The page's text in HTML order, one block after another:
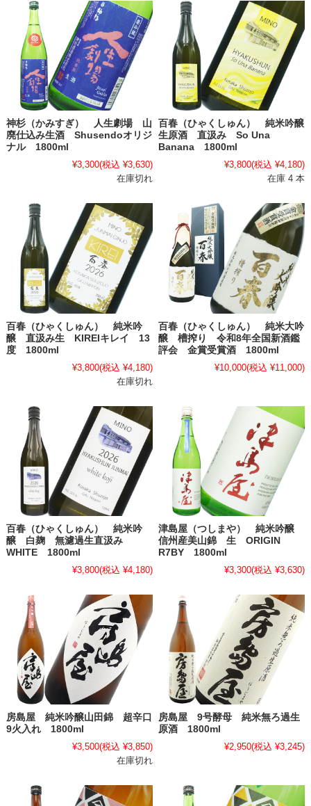
神杉（かみすぎ） 人生劇場 山
廃仕込み生酒 Shusendoオリジ
ナル 1800ml
¥3,300(税込 ¥3,630)
在庫切れ
百春（ひゃくしゅん） 純米吟醸
生原酒 直汲み So Una
Banana 1800ml
¥3,800(税込 ¥4,180)
在庫 4 本
百春（ひゃくしゅん） 純米吟
醸 直汲み生 KIREIキレイ 13
度 1800ml
¥3,800(税込 ¥4,180)
在庫切れ
百春（ひゃくしゅん） 純米大吟
醸 槽搾り 令和8年全国新酒鑑
評会 金賞受賞酒 1800ml
¥10,000(税込 ¥11,000)
百春（ひゃくしゅん） 純米吟
醸 白麹 無濾過生直汲み
WHITE 1800ml
¥3,800(税込 ¥4,180)
津島屋（つしまや） 純米吟醸
信州産美山錦 生 ORIGIN
R7BY 1800ml
¥3,300(税込 ¥3,630)
房島屋 純米吟醸山田錦 超辛口
9火入れ 1800ml
¥3,500(税込 ¥3,850)
在庫切れ
房島屋 9号酵母 純米無ろ過生
原酒 1800ml
¥2,950(税込 ¥3,245)